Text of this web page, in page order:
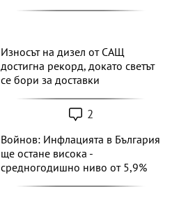
Износът на дизел от САЩ
достигна рекорд, докато светът
се бори за доставки
2
Войнов: Инфлацията в България
ще остане висока -
средногодишно ниво от 5,9%